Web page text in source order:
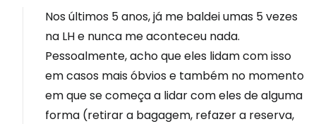
Nos últimos 5 anos, já me baldei umas 5 vezes
na LH e nunca me aconteceu nada.
Pessoalmente, acho que eles lidam com isso
em casos mais óbvios e também no momento
em que se começa a lidar com eles de alguma
forma (retirar a bagagem, refazer a reserva,